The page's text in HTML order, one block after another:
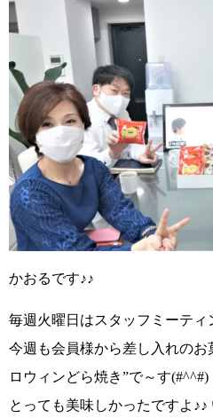
かおるです♪♪
毎週火曜日はスタッフミーティ
今週も会員様から差し入れのお
ロウィンどら焼き”で～す(#^^#)
とっても美味しかったですよ ♪♪